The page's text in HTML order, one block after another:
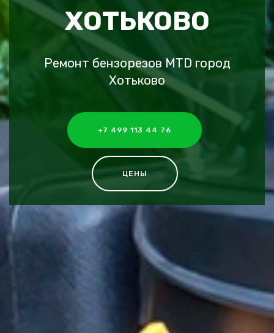
ХОТЬКОВО
Ремонт бензорезов MTD город
Хотьково
+7 499 113 44 76
ЦЕНЫ